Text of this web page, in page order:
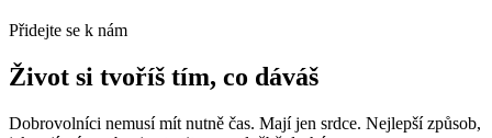
Přidejte se k nám
Život si tvoříš tím, co dáváš
Dobrovolníci nemusí mít nutně čas. Mají jen srdce. Nejlepší způsob,